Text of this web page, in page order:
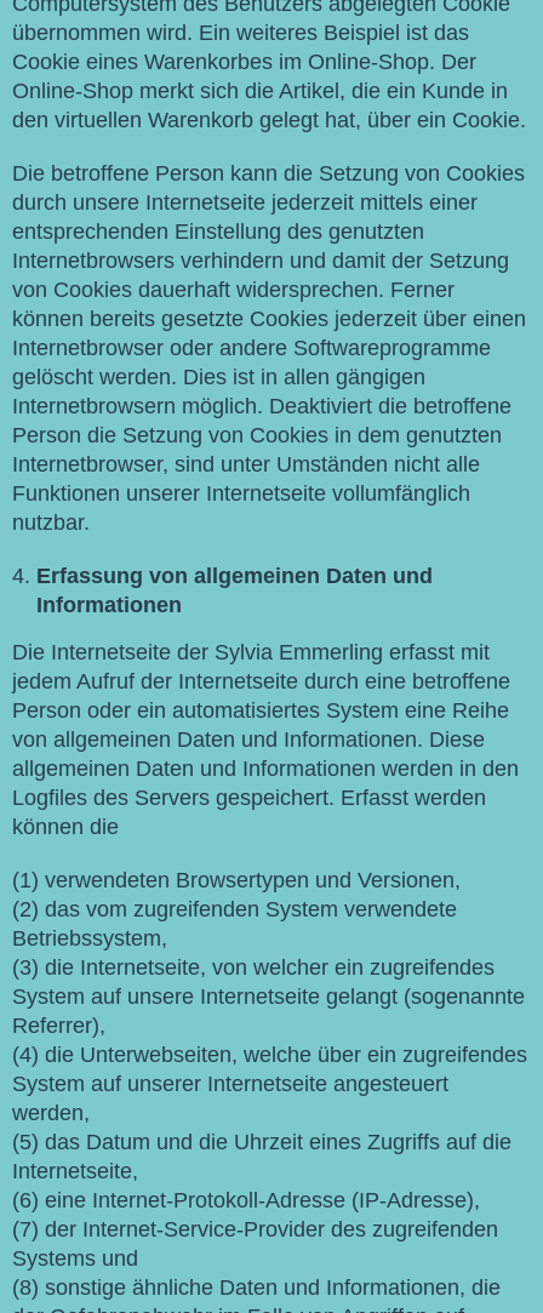
übernommen wird. Ein weiteres Beispiel ist das
Cookie eines Warenkorbes im Online-Shop. Der
Online-Shop merkt sich die Artikel, die ein Kunde in
den virtuellen Warenkorb gelegt hat, über ein Cookie.
Die betroffene Person kann die Setzung von Cookies
durch unsere Internetseite jederzeit mittels einer
entsprechenden Einstellung des genutzten
Internetbrowsers verhindern und damit der Setzung
von Cookies dauerhaft widersprechen. Ferner
können bereits gesetzte Cookies jederzeit über einen
Internetbrowser oder andere Softwareprogramme
gelöscht werden. Dies ist in allen gängigen
Internetbrowsern möglich. Deaktiviert die betroffene
Person die Setzung von Cookies in dem genutzten
Internetbrowser, sind unter Umständen nicht alle
Funktionen unserer Internetseite vollumfänglich
nutzbar.
Erfassung von allgemeinen Daten und
Informationen
Die Internetseite der Sylvia Emmerling erfasst mit
jedem Aufruf der Internetseite durch eine betroffene
Person oder ein automatisiertes System eine Reihe
von allgemeinen Daten und Informationen. Diese
allgemeinen Daten und Informationen werden in den
Logfiles des Servers gespeichert. Erfasst werden
können die
(1) verwendeten Browsertypen und Versionen,
(2) das vom zugreifenden System verwendete
Betriebssystem,
(3) die Internetseite, von welcher ein zugreifendes
System auf unsere Internetseite gelangt (sogenannte
Referrer),
(4) die Unterwebseiten, welche über ein zugreifendes
System auf unserer Internetseite angesteuert
werden,
(5) das Datum und die Uhrzeit eines Zugriffs auf die
Internetseite,
(6) eine Internet-Protokoll-Adresse (IP-Adresse),
(7) der Internet-Service-Provider des zugreifenden
Systems und
(8) sonstige ähnliche Daten und Informationen, die